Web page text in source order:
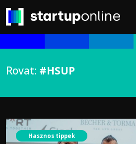
Rovat: #HSUP
Hasznos tippek